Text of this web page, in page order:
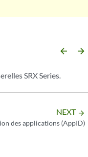
arrow_backward arrow_forward
SRX Series.
NEXT arrow_forward
des applications (AppID)